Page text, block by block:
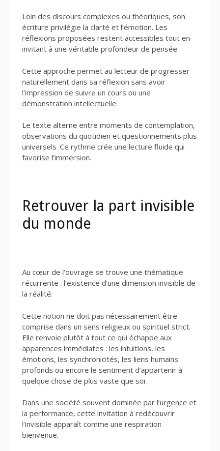
Loin des discours complexes ou théoriques, son
écriture privilégie la clarté et l’émotion. Les
réflexions proposées restent accessibles tout en
invitant à une véritable profondeur de pensée.
Cette approche permet au lecteur de progresser
naturellement dans sa réflexion sans avoir
l’impression de suivre un cours ou une
démonstration intellectuelle.
Le texte alterne entre moments de contemplation,
observations du quotidien et questionnements plus
universels. Ce rythme crée une lecture fluide qui
favorise l’immersion.
Retrouver la part invisible
du monde
Au cœur de l’ouvrage se trouve une thématique
récurrente : l’existence d’une dimension invisible de
la réalité.
Cette notion ne doit pas nécessairement être
comprise dans un sens religieux ou spirituel strict.
Elle renvoie plutôt à tout ce qui échappe aux
apparences immédiates : les intuitions, les
émotions, les synchronicités, les liens humains
profonds ou encore le sentiment d’appartenir à
quelque chose de plus vaste que soi.
Dans une société souvent dominée par l’urgence et
la performance, cette invitation à redécouvrir
l’invisible apparaît comme une respiration
bienvenue.